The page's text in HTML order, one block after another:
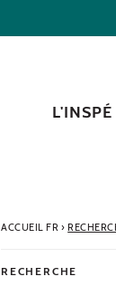
L'INSPÉ
ACCUEIL FR›
RECHERCHE